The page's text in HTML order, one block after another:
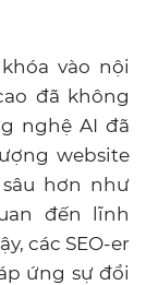
vào nội
đã không
nghệ AI đã
website
hơn như
đến lĩnh
các SEO-er
ứng sự đổi